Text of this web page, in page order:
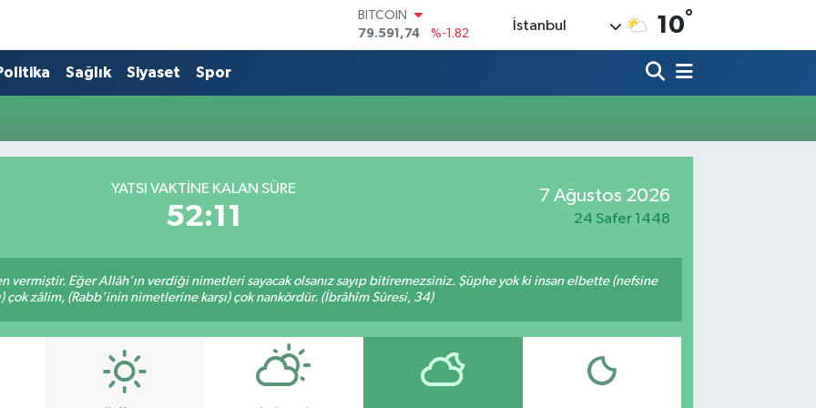
BITCOIN
79.591,74
%-1.82
DOLAR
61,60380
%0.18
İstanbul 10°
Sağlık Siyaset Spor
YATSI VAKTİNE KALAN SÜRE
52:11
7 Ağustos 2026
24 Safer 1448
vermiştir. Eğer Allâh’ın verdiği nimetleri sayacak olsanız sayıp bitiremezsiniz. Şüphe yok ki insan elbette (nefsine
çok zâlim, (Rabb’inin nimetlerine karşı) çok nankördür. (İbrâhîm Sûresi, 34)